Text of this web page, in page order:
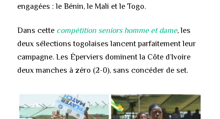
engagées : le Bénin, le Mali et le Togo.
Dans cette compétition seniors homme et dame, les
deux sélections togolaises lancent parfaitement leur
campagne. Les Éperviers dominent la Côte d’Ivoire
deux manches à zéro (2-0), sans concéder de set.